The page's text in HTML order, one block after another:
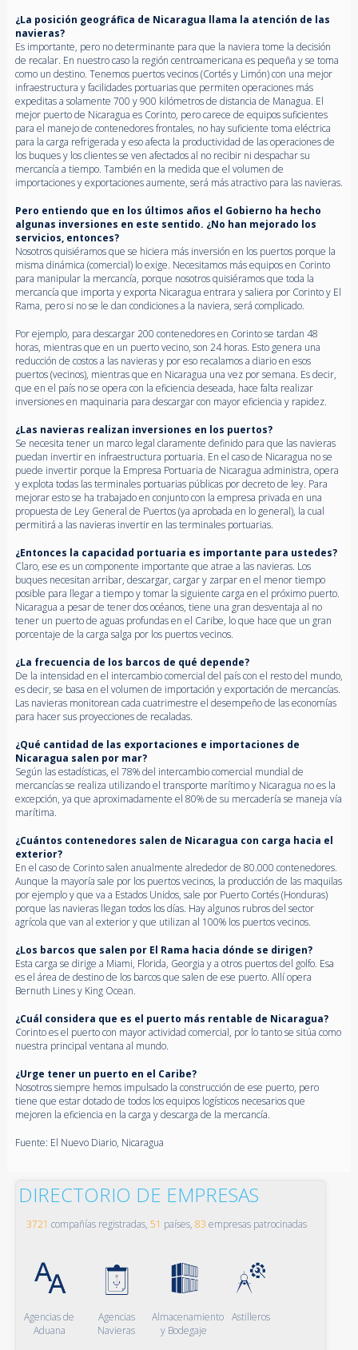
¿La posición geográfica de Nicaragua llama la atención de las
navieras?
Es importante, pero no determinante para que la naviera tome la decisión
de recalar. En nuestro caso la región centroamericana es pequeña y se toma
como un destino. Tenemos puertos vecinos (Cortés y Limón) con una mejor
infraestructura y facilidades portuarias que permiten operaciones más
expeditas a solamente 700 y 900 kilómetros de distancia de Managua. El
mejor puerto de Nicaragua es Corinto, pero carece de equipos suficientes
para el manejo de contenedores frontales, no hay suficiente toma eléctrica
para la carga refrigerada y eso afecta la productividad de las operaciones de
los buques y los clientes se ven afectados al no recibir ni despachar su
mercancía a tiempo. También en la medida que el volumen de
importaciones y exportaciones aumente, será más atractivo para las navieras.
Pero entiendo que en los últimos años el Gobierno ha hecho
algunas inversiones en este sentido. ¿No han mejorado los
servicios, entonces?
Nosotros quisiéramos que se hiciera más inversión en los puertos porque la
misma dinámica (comercial) lo exige. Necesitamos más equipos en Corinto
para manipular la mercancía, porque nosotros quisiéramos que toda la
mercancía que importa y exporta Nicaragua entrara y saliera por Corinto y El
Rama, pero si no se le dan condiciones a la naviera, será complicado.
Por ejemplo, para descargar 200 contenedores en Corinto se tardan 48
horas, mientras que en un puerto vecino, son 24 horas. Esto genera una
reducción de costos a las navieras y por eso recalamos a diario en esos
puertos (vecinos), mientras que en Nicaragua una vez por semana. Es decir,
que en el país no se opera con la eficiencia deseada, hace falta realizar
inversiones en maquinaria para descargar con mayor eficiencia y rapidez.
¿Las navieras realizan inversiones en los puertos?
Se necesita tener un marco legal claramente definido para que las navieras
puedan invertir en infraestructura portuaria. En el caso de Nicaragua no se
puede invertir porque la Empresa Portuaria de Nicaragua administra, opera
y explota todas las terminales portuarias públicas por decreto de ley. Para
mejorar esto se ha trabajado en conjunto con la empresa privada en una
propuesta de Ley General de Puertos (ya aprobada en lo general), la cual
permitirá a las navieras invertir en las terminales portuarias.
¿Entonces la capacidad portuaria es importante para ustedes?
Claro, ese es un componente importante que atrae a las navieras. Los
buques necesitan arribar, descargar, cargar y zarpar en el menor tiempo
posible para llegar a tiempo y tomar la siguiente carga en el próximo puerto.
Nicaragua a pesar de tener dos océanos, tiene una gran desventaja al no
tener un puerto de aguas profundas en el Caribe, lo que hace que un gran
porcentaje de la carga salga por los puertos vecinos.
¿La frecuencia de los barcos de qué depende?
De la intensidad en el intercambio comercial del país con el resto del mundo,
es decir, se basa en el volumen de importación y exportación de mercancías.
Las navieras monitorean cada cuatrimestre el desempeño de las economías
para hacer sus proyecciones de recaladas.
¿Qué cantidad de las exportaciones e importaciones de
Nicaragua salen por mar?
Según las estadísticas, el 78% del intercambio comercial mundial de
mercancías se realiza utilizando el transporte marítimo y Nicaragua no es la
excepción, ya que aproximadamente el 80% de su mercadería se maneja vía
marítima.
¿Cuántos contenedores salen de Nicaragua con carga hacia el
exterior?
En el caso de Corinto salen anualmente alrededor de 80.000 contenedores.
Aunque la mayoría sale por los puertos vecinos, la producción de las maquilas
por ejemplo y que va a Estados Unidos, sale por Puerto Cortés (Honduras)
porque las navieras llegan todos los días. Hay algunos rubros del sector
agrícola que van al exterior y que utilizan al 100% los puertos vecinos.
¿Los barcos que salen por El Rama hacia dónde se dirigen?
Esta carga se dirige a Miami, Florida, Georgia y a otros puertos del golfo. Esa
es el área de destino de los barcos que salen de ese puerto. Allí opera
Bernuth Lines y King Ocean.
¿Cuál considera que es el puerto más rentable de Nicaragua?
Corinto es el puerto con mayor actividad comercial, por lo tanto se sitúa como
nuestra principal ventana al mundo.
¿Urge tener un puerto en el Caribe?
Nosotros siempre hemos impulsado la construcción de ese puerto, pero
tiene que estar dotado de todos los equipos logísticos necesarios que
mejoren la eficiencia en la carga y descarga de la mercancía.
Fuente: El Nuevo Diario, Nicaragua
DIRECTORIO DE EMPRESAS
3721 compañías registradas, 51 países, 83 empresas patrocinadas
Agencias de
Aduana
Agencias
Navieras
Almacenamiento
y Bodegaje
Astilleros